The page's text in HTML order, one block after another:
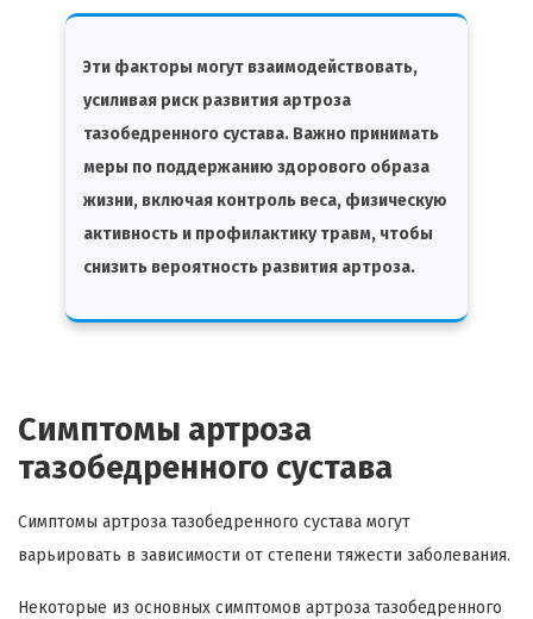
Эти факторы могут взаимодействовать,
усиливая риск развития артроза
тазобедренного сустава. Важно принимать
меры по поддержанию здорового образа
жизни, включая контроль веса, физическую
активность и профилактику травм, чтобы
снизить вероятность развития артроза.
Симптомы артроза
тазобедренного сустава
Симптомы артроза тазобедренного сустава могут
варьировать в зависимости от степени тяжести заболевания.
Некоторые из основных симптомов артроза тазобедренного